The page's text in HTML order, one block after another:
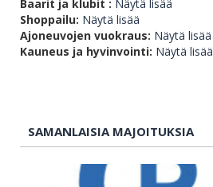
Baarit ja klubit : Näytä lisää
Shoppailu: Näytä lisää
Ajoneuvojen vuokraus: Näytä lisää
Kauneus ja hyvinvointi: Näytä lisää
SAMANLAISIA MAJOITUKSIA